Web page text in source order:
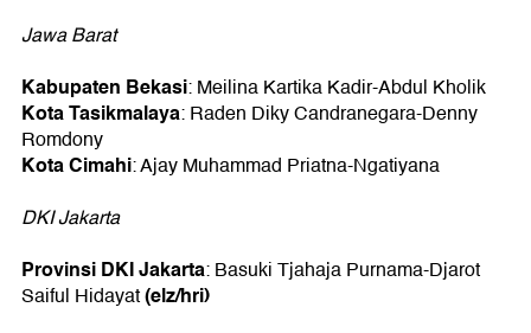
Jawa Barat
Kabupaten Bekasi: Meilina Kartika Kadir-Abdul Kholik
Kota Tasikmalaya: Raden Diky Candranegara-Denny
Romdony
Kota Cimahi: Ajay Muhammad Priatna-Ngatiyana
DKI Jakarta
Provinsi DKI Jakarta: Basuki Tjahaja Purnama-Djarot
Saiful Hidayat(elz/hri)